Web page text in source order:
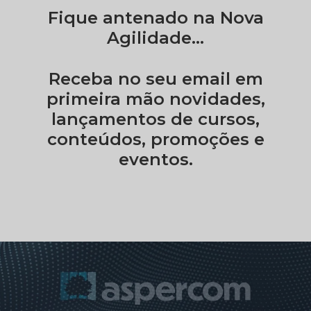
Fique antenado na Nova
Agilidade...
Receba no seu email em
primeira mão novidades,
lançamentos de cursos,
conteúdos, promoções e
eventos.